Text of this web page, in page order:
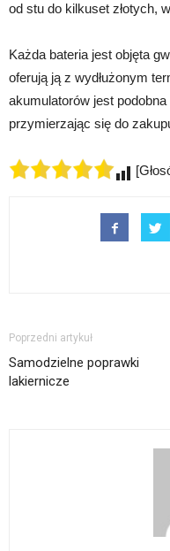
od stu do kilkuset złotych,
Każda bateria jest objęta
oferują ją z wydłużonym
akumulatorów jest
przymierzając się do
Poprzedni artykuł
Samodzielne poprawki
lakiernicze